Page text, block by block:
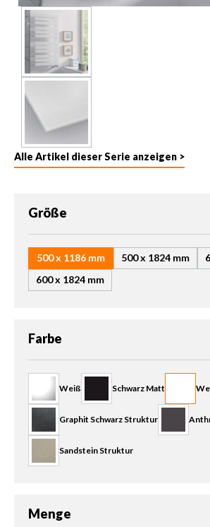
Alle Artikel dieser Serie anzeigen >
Größe
500 x 1186 mm 500 x 1824 mm
600 x 1824 mm
Farbe
Weiß Schwarz Matt
Graphit Schwarz Struktur
Sandstein Struktur
Menge